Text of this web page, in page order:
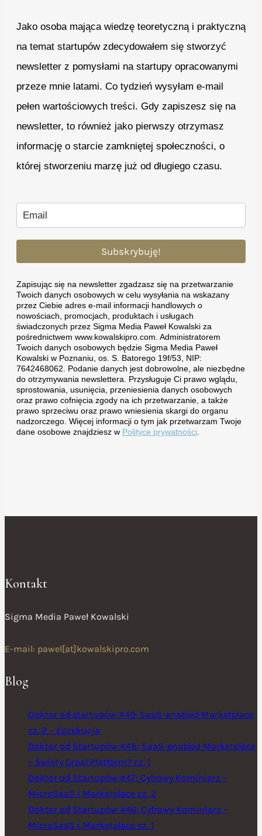
Jako osoba mająca wiedzę teoretyczną i praktyczną
na temat startupów zdecydowałem się stworzyć
newsletter z pomysłami na startupy opracowanymi
przeze mnie latami. Co tydzień wysyłam e-mail
pełen wartościowych treści. Gdy zapiszesz się na
newsletter, to również jako pierwszy otrzymasz
informację o starcie zamkniętej społeczności, o
której stworzeniu marzę już od długiego czasu.
Subskrybuję!
Zapisując się na newsletter zgadzasz się na przetwarzanie
Twoich danych osobowych w celu wysyłania na wskazany
przez Ciebie adres e-mail informacji handlowych o
nowościach, promocjach, produktach i usługach
świadczonych przez Sigma Media Paweł Kowalski za
pośrednictwem www.kowalskipro.com. Administratorem
Twoich danych osobowych będzie Sigma Media Paweł
Kowalski w Poznaniu, os. S. Batorego 19f/53, NIP:
7642468062. Podanie danych jest dobrowolne, ale niezbędne
do otrzymywania newslettera. Przysługuje Ci prawo wglądu,
sprostowania, usunięcia, przeniesienia danych osobowych
oraz prawo cofnięcia zgody na ich przetwarzanie, a także
prawo sprzeciwu oraz prawo wniesienia skargi do organu
nadzorczego. Więcej informacji o tym jak przetwarzam Twoje
dane osobowe znajdziesz w Polityce prywatności
Kontakt
Sigma Media Paweł Kowalski
E-mail: pawel[at]kowalskipro.com
Blog
Doktor od startupów #49: SaaS-enabled Marketplace
cz. 2 – Egzekucja
Doktor od Startupów #48: SaaS-enabled Marketplace
– Święty Graal Platform? cz. 1
Doktor od Startupów #47: Cyfrowy Kominiarz –
MicroSaaS i Marketplace cz. 2
Doktor od Startupów #46: Cyfrowy Kominiarz –
MicroSaaS i Marketplace cz. 1